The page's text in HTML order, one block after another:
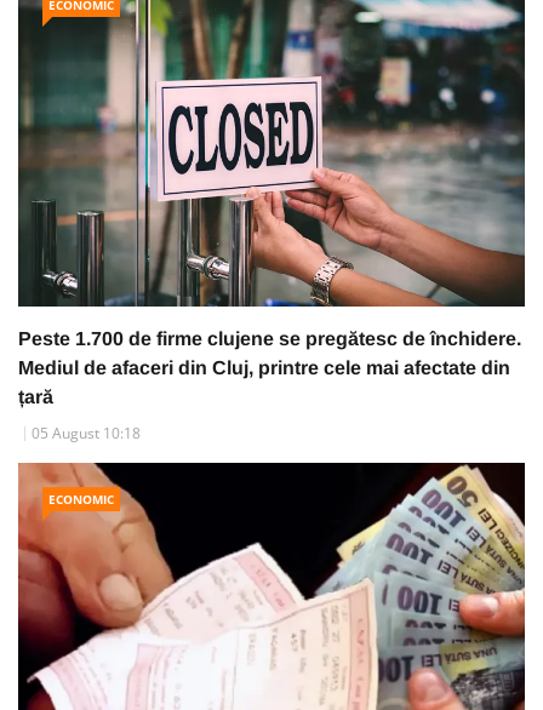
ECONOMIC
Peste 1.700 de firme clujene se pregătesc de închidere.
Mediul de afaceri din Cluj, printre cele mai afectate din
țară
05 August 10:18
ECONOMIC